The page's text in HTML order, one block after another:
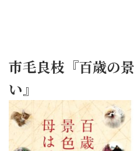
市毛良枝『百歳の
い』